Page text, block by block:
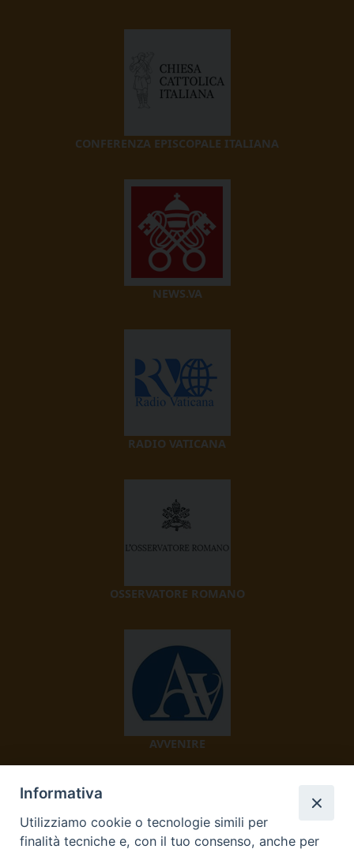
CONFERENZA EPISCOPALE ITALIANA
NEWS.VA
RADIO VATICANA
OSSERVATORE ROMANO
AVVENIRE
Informativa
Utilizziamo cookie o tecnologie simili per
finalità tecniche e, con il tuo consenso, anche per